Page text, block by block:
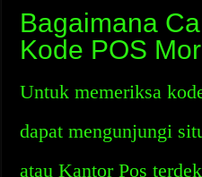
Bagaimana
Kode POS
Untuk memeriksa
dapat mengunjungi
atau Kantor Pos